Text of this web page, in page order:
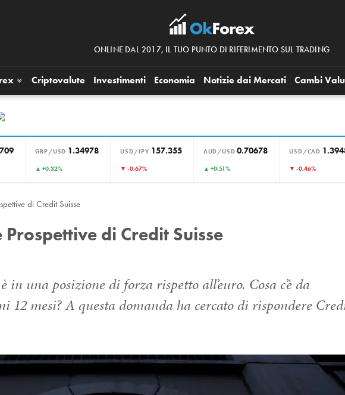
ONLINE DAL 2017, IL TUO PUNTO DI RIFERIMENTO SUL TRADING
Criptovalute Investimenti Economia Notizie dai Mercati Cambi
GBP/USD 1.34978
▲ +0.32%
USD/JPY 157.355
▼ -0.67%
AUD/USD 0.70678
▲ +0.51%
USD/CAD
▼ -0.46%
di Credit Suisse
di Credit Suisse
una posizione di forza rispetto all’euro. Cosa c’è da
12 mesi? A questa domanda ha cercato di rispondere